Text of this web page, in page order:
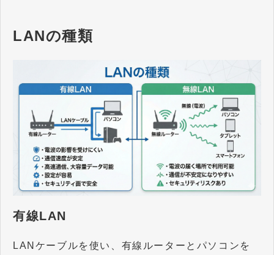
LANの種類
有線LAN
LANケーブルを使い、有線ルーターとパソコンを